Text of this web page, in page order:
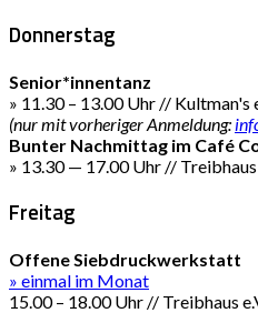
Donnerstag
Senior*innentanz
» 11.30 – 13.00 Uhr // Kultman's
(nur mit vorheriger Anmeldung:
Bunter Nachmittag im Café
» 13.30 — 17.00 Uhr //
Freitag
Offene Siebdruckwerkstatt
» einmal im Monat
15.00 – 18.00 Uhr // Treibhaus